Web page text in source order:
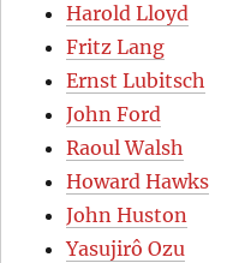
Harold Lloyd
Fritz Lang
Ernst Lubitsch
John Ford
Raoul Walsh
Howard Hawks
John Huston
Yasujirô Ozu